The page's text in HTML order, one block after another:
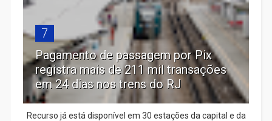
7
Pagamento de passagem por Pix
registra mais de 211 mil transações
em 24 dias nos trens do RJ
Recurso já está disponível em 30 estações da capital e da